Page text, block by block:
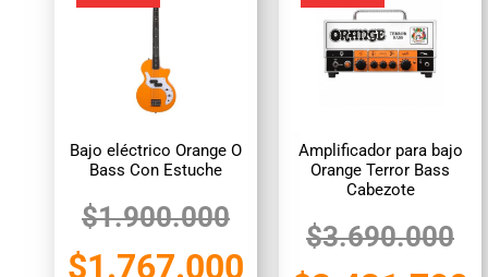
Bajo eléctrico Orange O
Bass Con Estuche
$1.900.000
$1.767.000
Amplificador para bajo
Orange Terror Bass
Cabezote
$3.690.000